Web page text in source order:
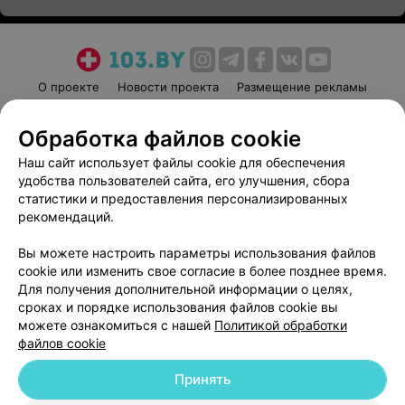
О проекте Новости проекта
Размещение рекламы
Пользовательское соглашение
Способы оплаты
Вакансии
Партнеры
Написать руководителю 103.by
Обработка персональных данных
© 2026 ООО «Артокс Лаб», УНП 191700409
| 220012, Республика Беларусь,
Обработка файлов cookie
Наш сайт использует файлы cookie для обеспечения
удобства пользователей сайта, его улучшения, сбора
статистики и предоставления персонализированных
рекомендаций.
Вы можете настроить параметры использования файлов
cookie или изменить свое согласие в более позднее время.
Для получения дополнительной информации о целях,
сроках и порядке использования файлов cookie вы
можете ознакомиться с нашей Политикой обработки
файлов cookie
Принять